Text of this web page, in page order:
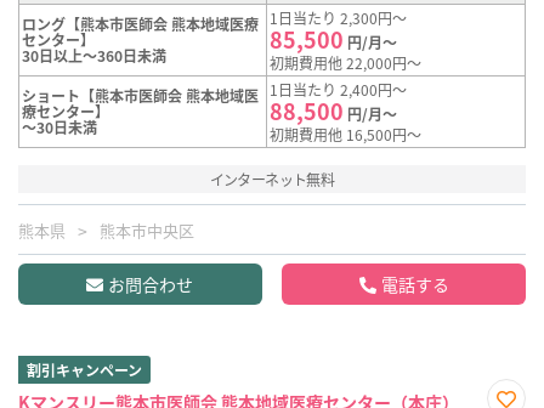
ロング【熊本市医師会 熊本地域医療
センター】
30日以上～360日未満
1日当たり 2,300円～
85,500 円/月～
初期費用他 22,000円～
ショート【熊本市医師会 熊本地域医
療センター】
～30日未満
1日当たり 2,400円～
88,500 円/月～
初期費用他 16,500円～
インターネット無料
熊本県 熊本市中央区
お問合わせ 電話する
割引キャンペーン
Kマンスリー熊本市医師会 熊本地域医療センター（本庄）